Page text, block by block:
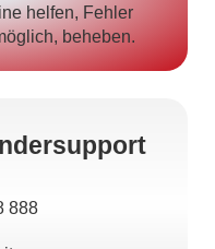
helfen, Fehler
beheben.
888